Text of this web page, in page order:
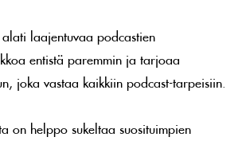
laajentuvaa podcastien
entistä paremmin ja tarjoaa
joka vastaa kaikkiin podcast-tarpeisiin.
on helppo sukeltaa suosituimpien